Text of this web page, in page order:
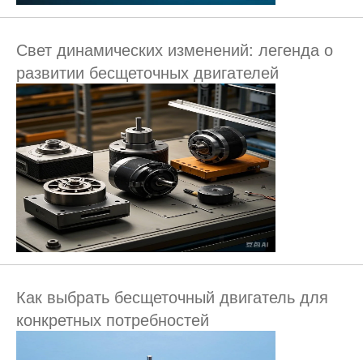
Свет динамических изменений: легенда о
развитии бесщеточных двигателей
Как выбрать бесщеточный двигатель для
конкретных потребностей